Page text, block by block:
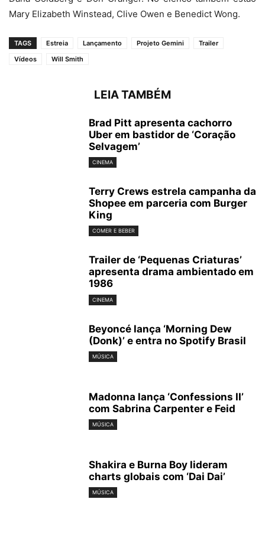
Mary Elizabeth Winstead, Clive Owen e Benedict Wong.
TAGS Estreia Lançamento Projeto Gemini
Trailer
Vídeos
Will Smith
LEIA TAMBÉM
Brad Pitt apresenta cachorro
Uber em bastidor de ‘Coração
Selvagem’
CINEMA
Terry Crews estrela campanha da
Shopee em parceria com Burger
King
COMER E BEBER
Trailer de ‘Pequenas Criaturas’
apresenta drama ambientado em
1986
CINEMA
Beyoncé lança ‘Morning Dew
(Donk)’ e entra no Spotify Brasil
MÚSICA
Madonna lança ‘Confessions II’
com Sabrina Carpenter e Feid
MÚSICA
Shakira e Burna Boy lideram
charts globais com ‘Dai Dai’
MÚSICA